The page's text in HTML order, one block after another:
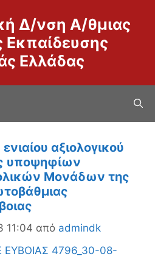
Δ/νση Α/θμιας
Εκπαίδευσης
Ελλάδας
αξιολογικού
υποψηφίων
Μονάδων της
11:04 από admindk
4796_30-08-